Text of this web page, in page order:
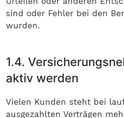
sind oder Fehler bei den
wurden.
1.4.
aktiv werden
Vielen Kunden steht bei
ausgezahlten Verträgen